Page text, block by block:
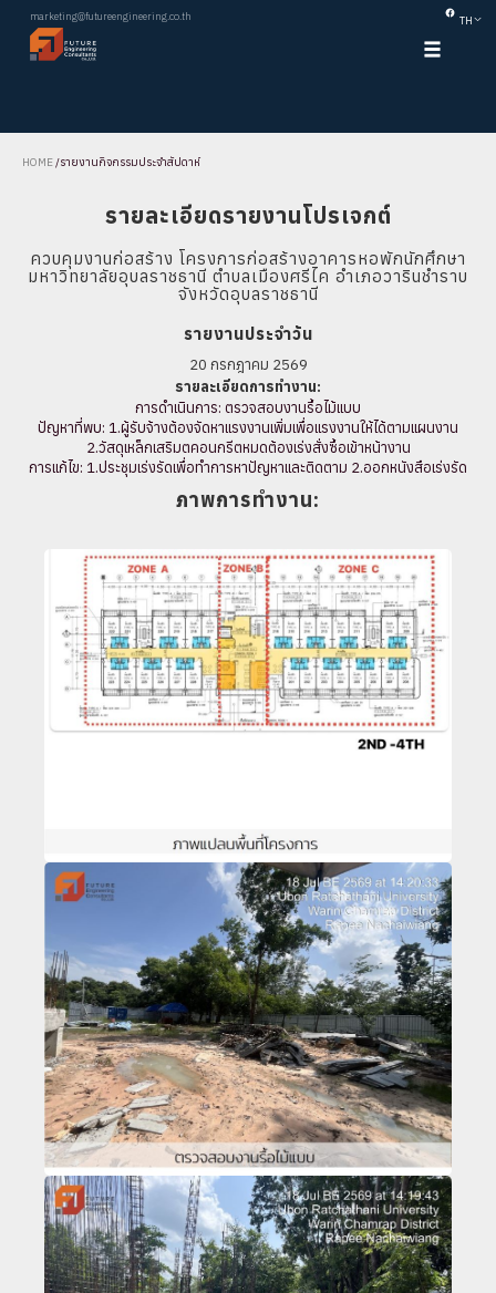
TH
marketing@futureengineering.co.th
HOME/รายงานกิจกรรมประจำสัปดาห์
รายละเอียดรายงานโปรเจกต์
ควบคุมงานก่อสร้าง โครงการก่อสร้างอาคารหอพักนักศึกษา
มหาวิทยาลัยอุบลราชธานี ตำบลเมืองศรีไค อำเภอวารินชำราบ
จังหวัดอุบลราชธานี
รายงานประจำวัน
20 กรกฎาคม 2569
รายละเอียดการทำงาน:
การดำเนินการ: ตรวจสอบงานรื้อไม้แบบ
ปัญหาที่พบ: 1.ผู้รับจ้างต้องจัดหาแรงงานเพิ่มเพื่อแรงงานให้ได้ตามแผนงาน
2.วัสดุเหล็กเสริมตคอนกรีตหมดต้องเร่งสั่งซื้อเข้าหน้างาน
การแก้ไข: 1.ประชุมเร่งรัดเพื่อทำการหาปัญหาและติดตาม 2.ออกหนังสือเร่งรัด
ภาพการทำงาน: